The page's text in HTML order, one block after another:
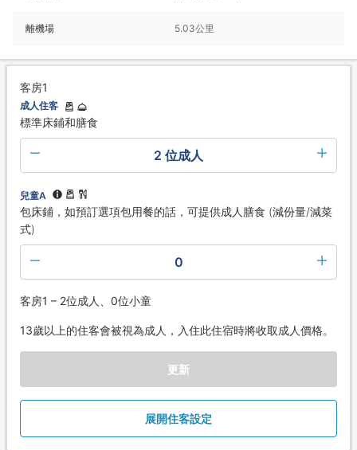
離機場 5.03公里
客房1
成人住客
標準床鋪和膳食
2 位成人
兒童A
包床鋪，如預訂選項包用餐的話，可提供成人膳食 (減份量/減菜
式)
0
客房1 – 2位成人、0位小童
13歲以上的住客會被視為成人，入住此住宿時將收取成人價格。
更新
展開住客設定